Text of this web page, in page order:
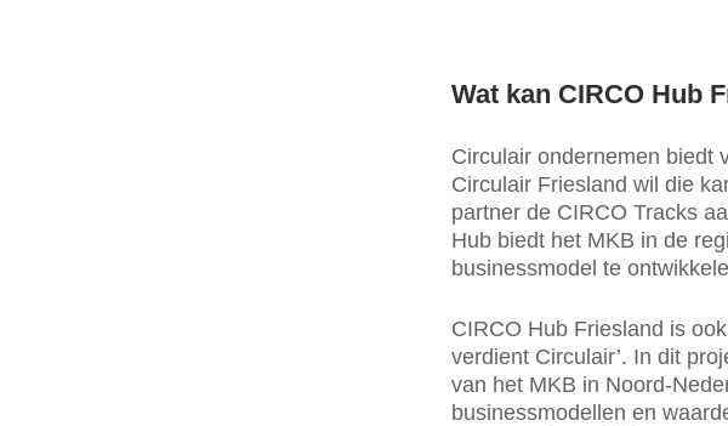
Wat kan CIRCO Hub
Circulair ondernemen biedt
Circulair Friesland wil die
partner de CIRCO Tracks
Hub biedt het MKB in de
businessmodel te
CIRCO Hub Friesland is
verdient Circulair’. In dit
van het MKB in Noord-
businessmodellen en